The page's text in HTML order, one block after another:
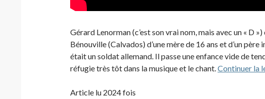
Gérard Lenorman (c’est son vrai nom, mais avec un « D
Bénouville (Calvados) d’une mère de 16 ans et d’un
était un soldat allemand. Il passe une enfance vide de
réfugie très tôt dans la musique et le chant.Continuer la
Article lu 2024 fois